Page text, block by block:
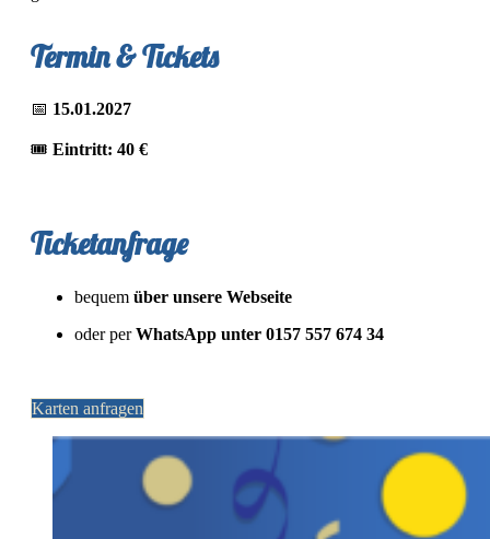
Termin & Tickets
📅 15.01.2027
🎟 Eintritt: 40 €
Ticketanfrage
bequem über unsere Webseite
oder perWhatsApp unter 0157 557 674 34
Karten anfragen